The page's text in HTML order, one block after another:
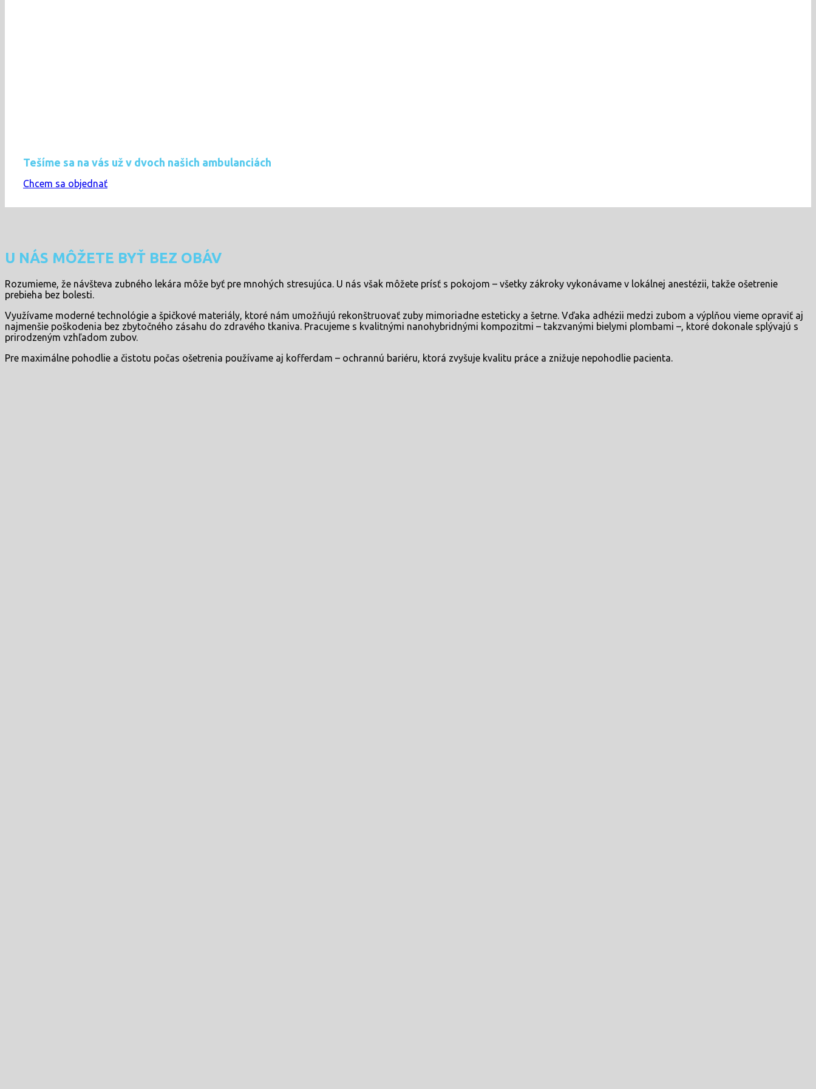
Tešíme sa na vás už v dvoch našich ambulanciách
Chcem sa objednať
U NÁS MÔŽETE BYŤ BEZ OBÁV
Rozumieme, že návšteva zubného lekára môže byť pre mnohých stresujúca. U nás však môžete prísť s pokojom – všetky zákroky vykonávame v lokálnej anestézii, takže ošetrenie
prebieha bez bolesti.
Využívame moderné technológie a špičkové materiály, ktoré nám umožňujú rekonštruovať zuby mimoriadne esteticky a šetrne. Vďaka adhézii medzi zubom a výplňou vieme opraviť aj
najmenšie poškodenia bez zbytočného zásahu do zdravého tkaniva. Pracujeme s kvalitnými nanohybridnými kompozitmi – takzvanými bielymi plombami –, ktoré dokonale splývajú s
prirodzeným vzhľadom zubov.
Pre maximálne pohodlie a čistotu počas ošetrenia používame aj kofferdam – ochrannú bariéru, ktorá zvyšuje kvalitu práce a znižuje nepohodlie pacienta.